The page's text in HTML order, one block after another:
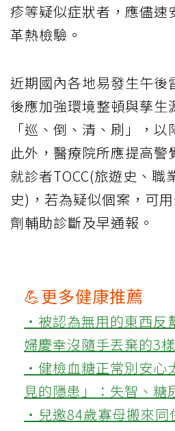
疹等疑似症狀者，應儘速
革熱檢驗。
近期國內各地易發生午後
後應加強環境整頓與孳生
「巡、倒、清、刷」，以
此外，醫療院所應提高警
就診者TOCC(旅遊史、職
史)，若為疑似個案，可
劑輔助診斷及早通報。
💪更多健康推薦
‧被認為無用的東西反
婦慶幸沒隨手丟棄的3
‧健檢血糖正常別安心
見的隱患」：失智、糖
‧兒邀84歲寡母搬來同